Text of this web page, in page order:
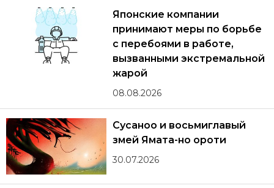
Японские компании
принимают меры по борьбе
с перебоями в работе,
вызванными экстремальной
жарой
08.08.2026
Сусаноо и восьмиглавый
змей Ямата-но ороти
30.07.2026